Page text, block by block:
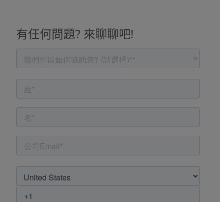
有任何問題? 來聊聊吧!